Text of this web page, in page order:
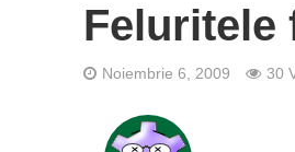
Feluritele
Noiembrie 6, 2009 30